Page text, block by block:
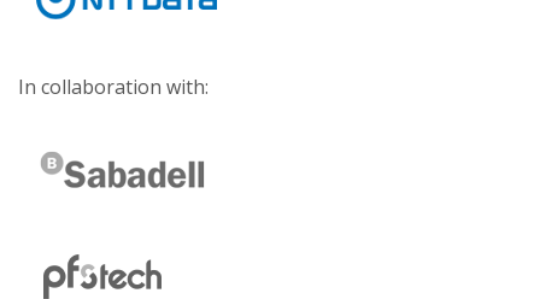
In collaboration with: